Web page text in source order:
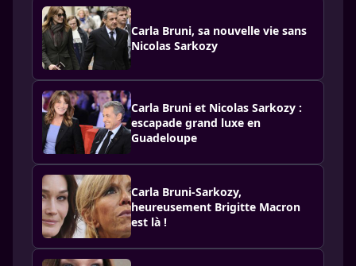
Carla Bruni, sa nouvelle vie sans
Nicolas Sarkozy
Carla Bruni et Nicolas Sarkozy :
escapade grand luxe en
Guadeloupe
Carla Bruni-Sarkozy,
heureusement Brigitte Macron
est là !